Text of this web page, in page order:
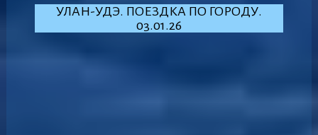
УЛАН-УДЭ. ПОЕЗДКА ПО ГОРОДУ.
03.01.26